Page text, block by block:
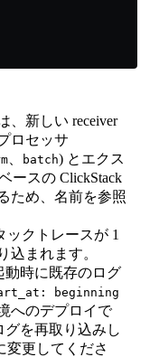
、新しい receiver
ロセッサ
batch) とエクス
ースの ClickStack
ため、名前を参照
ックトレースが 1
込まれます。
動時に既存のログ
beginning
へのデプロイで
グを再取り込みし
変更してくださ